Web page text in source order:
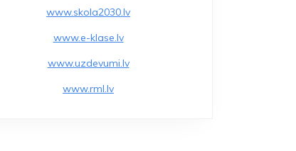
www.skola2030.lv
www.e-klase.lv
www.uzdevumi.lv
www.rml.lv